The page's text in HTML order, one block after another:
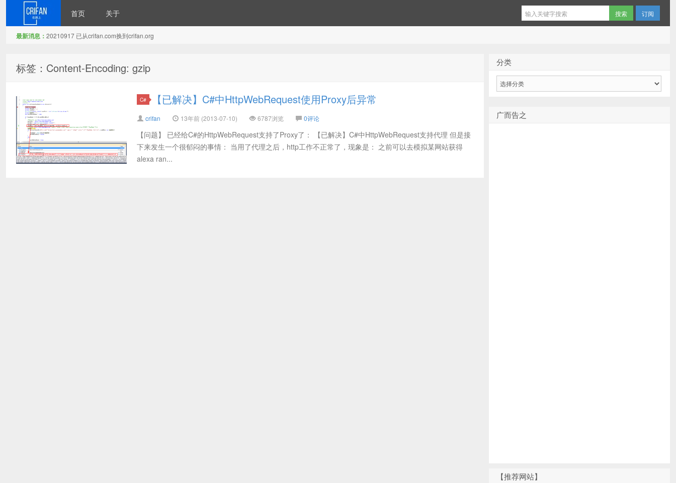
首页 关于 订阅
最新消息： 20210917 已从crifan.com换到crifan.org
标签：Content-Encoding: gzip
C# 【已解决】C#中HttpWebRequest使用Proxy后异常
crifan 13年前 (2013-07-10) 6787浏览 0评论
【问题】 已经给C#的HttpWebRequest支持了Proxy了： 【已解决】C#中HttpWebRequest支持代理 但是接
下来发生一个很郁闷的事情： 当用了代理之后，http工作不正常了，现象是： 之前可以去模拟某网站获得
alexa ran...
分类
广而告之
【推荐网站】